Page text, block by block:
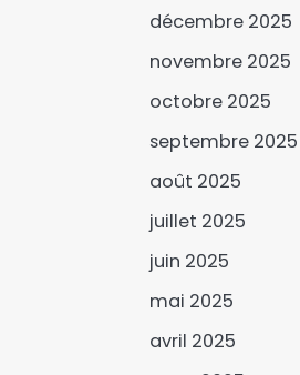
décembre 2025
novembre 2025
octobre 2025
septembre 2025
août 2025
juillet 2025
juin 2025
mai 2025
avril 2025
3
4